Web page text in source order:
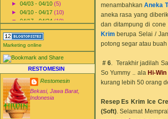
►04/03 - 04/10(5)
►04/10 - 04/17(10)
▼04/17 - 04/24 (10)
Resep Es Krim Ice Cream
Rasa Durian (Soft)
Resep Es Krim Ice Cream
Rasa Kacang Ijo Hijau
(Soft)
Resep Es Krim Ice Cream
Melon (Soft)
Resep Es Krim Ice Cream
Rasa Markisa (Soft)
Resep Es Krim Ice Cream
Rasa Moccachinno
Moccacino...
Marketing online
RESTOMESIN
Restomesin
Bekasi, Jawa Barat,
Indonesia
menambahkanAneka
aneka rasa yang
dan ditampung di
Krim berupa Selai /
potong segar atau
# 6 . Terakhir jadilah
So Yummy .. alaHi-
kurang lebih 50 orang
Resep Es Krim Ice
(Soft). Selamat